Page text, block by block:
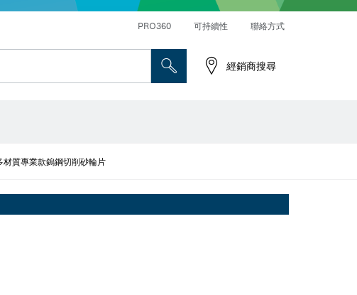
PRO360 可持續性 聯絡方式
經銷商搜尋
質專業款鎢鋼切削砂輪片